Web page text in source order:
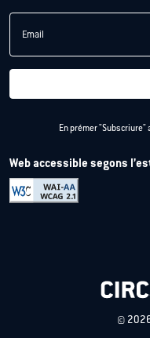
Email
En prémer "Subscriure"
Web accessible segons
©